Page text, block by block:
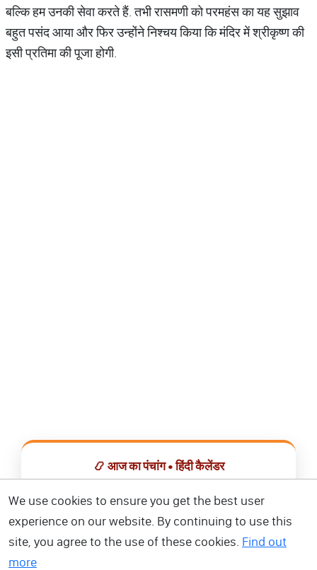
बल्कि हम उनकी सेवा करते हैं. तभी रासमणी को परमहंस का यह सुझाव
बहुत पसंद आया और फिर उन्होंने निश्चय किया कि मंदिर में श्रीकृष्ण की
इसी प्रतिमा की पूजा होगी.
📿 आज का पंचांग • हिंदी कैलेंडर
📅 हिंदी कैलेंडर ऐप डाउनलोड करें
We use cookies to ensure you get the best user
experience on our website. By continuing to use this
site, you agree to the use of these cookies. Find out
more